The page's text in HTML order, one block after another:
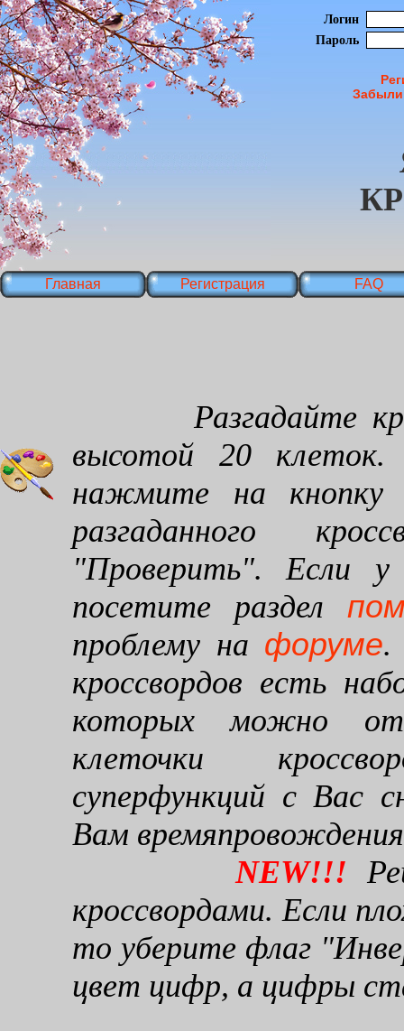
Логин
Пароль
Главная Регистрация FAQ
Разгадайте
высотой 20 клеток.
нажмите на кнопку
разгаданного
"Проверить". Если
посетите раздел
проблему на форуме.
кроссвордов есть
которых можно
клеточки
суперфункций с Вас
Вам
NEW!!!
кроссвордами. Если
то уберите флаг
цвет цифр, а цифры